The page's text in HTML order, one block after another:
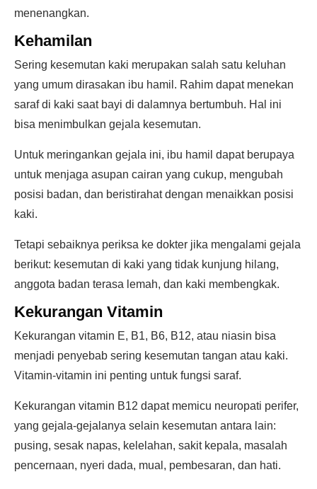
menenangkan.
Kehamilan
Sering kesemutan kaki merupakan salah satu keluhan
yang umum dirasakan ibu hamil. Rahim dapat menekan
saraf di kaki saat bayi di dalamnya bertumbuh. Hal ini
bisa menimbulkan gejala kesemutan.
Untuk meringankan gejala ini, ibu hamil dapat berupaya
untuk menjaga asupan cairan yang cukup, mengubah
posisi badan, dan beristirahat dengan menaikkan posisi
kaki.
Tetapi sebaiknya periksa ke dokter jika mengalami gejala
berikut: kesemutan di kaki yang tidak kunjung hilang,
anggota badan terasa lemah, dan kaki membengkak.
Kekurangan Vitamin
Kekurangan vitamin E, B1, B6, B12, atau niasin bisa
menjadi penyebab sering kesemutan tangan atau kaki.
Vitamin-vitamin ini penting untuk fungsi saraf.
Kekurangan vitamin B12 dapat memicu neuropati perifer,
yang gejala-gejalanya selain kesemutan antara lain:
pusing, sesak napas, kelelahan, sakit kepala, masalah
pencernaan, nyeri dada, mual, pembesaran, dan hati.